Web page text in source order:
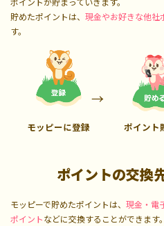
貯めたポイントは、 現金やお好きな他社
す。
モッピーに登録 ポイント
ポイントの交換
モッピーで貯めたポイントは、 現金・電
ポイントなどに交換することができます。